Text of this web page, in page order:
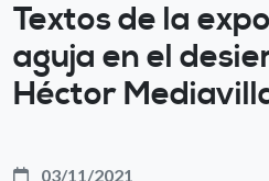
Textos de la
aguja en el
Héctor
03/11/2021